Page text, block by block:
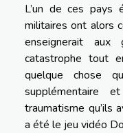
L’un de ces pays
militaires ont alors
enseignerait
catastrophe tout
quelque chose
supplémentaire
traumatisme qu’ils
a été le jeu vidéo